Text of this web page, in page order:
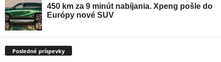
Posledné príspevky